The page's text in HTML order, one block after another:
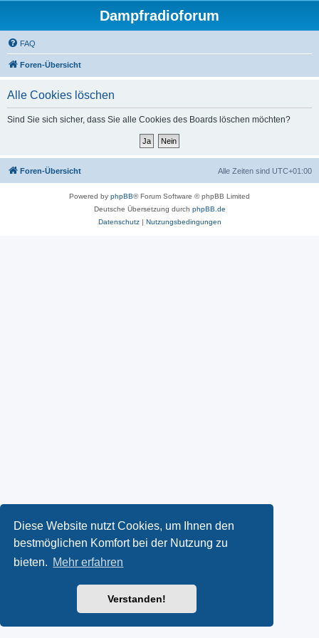
Diese Website nutzt Cookies, um Ihnen den
bestmöglichen Komfort bei der Nutzung zu
bieten. Mehr erfahren
Verstanden!
Dampfradioforum
FAQ
Foren-Übersicht
Alle Cookies löschen
Sind Sie sich sicher, dass Sie alle Cookies des Boards löschen möchten?
Foren-Übersicht Alle Zeiten sind UTC+01:00
Powered by phpBB® Forum Software © phpBB Limited
Deutsche Übersetzung durch phpBB.de
Datenschutz| Nutzungsbedingungen